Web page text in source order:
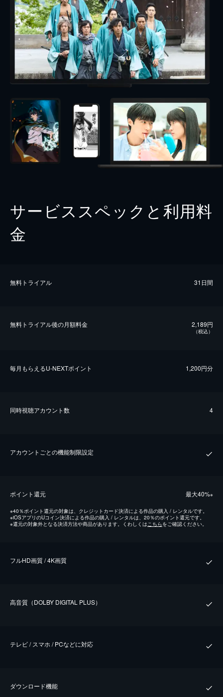
サービススペックと利用料
金
無料トライアル 31日間
無料トライアル後の⽉額料金 2,189円
（税込）
毎⽉もらえるU-NEXTポイント 1,200円分
同時視聴アカウント数 4
アカウントごとの機能制限設定
ポイント還元 最⼤40%※
※40％ポイント還元の対象は、クレジットカード決済による作品の購入 / レンタルです。
※iOSアプリのUコイン決済による作品の購入 / レンタルは、20％のポイント還元です。
※還元の対象外となる決済方法や商品があります。くわしくはこちらをご確認ください。
フルHD画質 / 4K画質
⾼⾳質（DOLBY DIGITAL PLUS）
テレビ / スマホ / PCなどに対応
ダウンロード機能